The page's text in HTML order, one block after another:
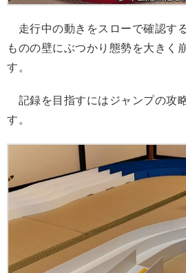
走行中の動きをスローで確認す
ものの壁にぶつかり態勢を大きく
す。
記録を目指すにはジャンプの攻
す。